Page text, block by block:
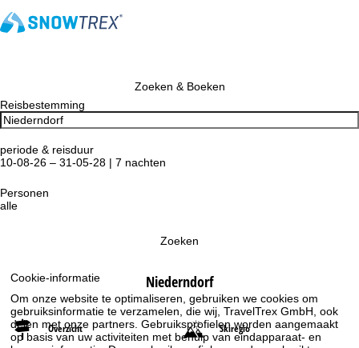
Cookie-informatie
Om onze website te optimaliseren, gebruiken we cookies om
gebruiksinformatie te verzamelen, die wij, TravelTrex GmbH, ook
delen met onze partners. Gebruiksprofielen worden aangemaakt
op basis van uw activiteiten met behulp van eindapparaat- en
Zoeken & Boeken
Reisbestemming
periode & reisduur
10-08-26 – 31-05-28 | 7 nachten
Personen
alle
Zoeken
Niederndorf
Overzicht Skiregio